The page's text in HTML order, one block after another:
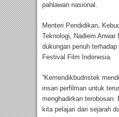
pahlawan nasional.
Menteri Pendidikan,
Teknologi, Nadiem Anwar
dukungan penuh
Festival Film Indonesia.
“Kemendikbudristek
insan perfilman untuk
menghadirkan terobosan.
kita pelajari dari sejarah